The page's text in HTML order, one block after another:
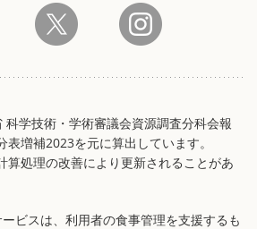
学技術・学術審議会資源調査分科会報
増補2023を元に算出しています。
算処理の改善により更新されることがあ
ビスは、利用者の食事管理を支援するも